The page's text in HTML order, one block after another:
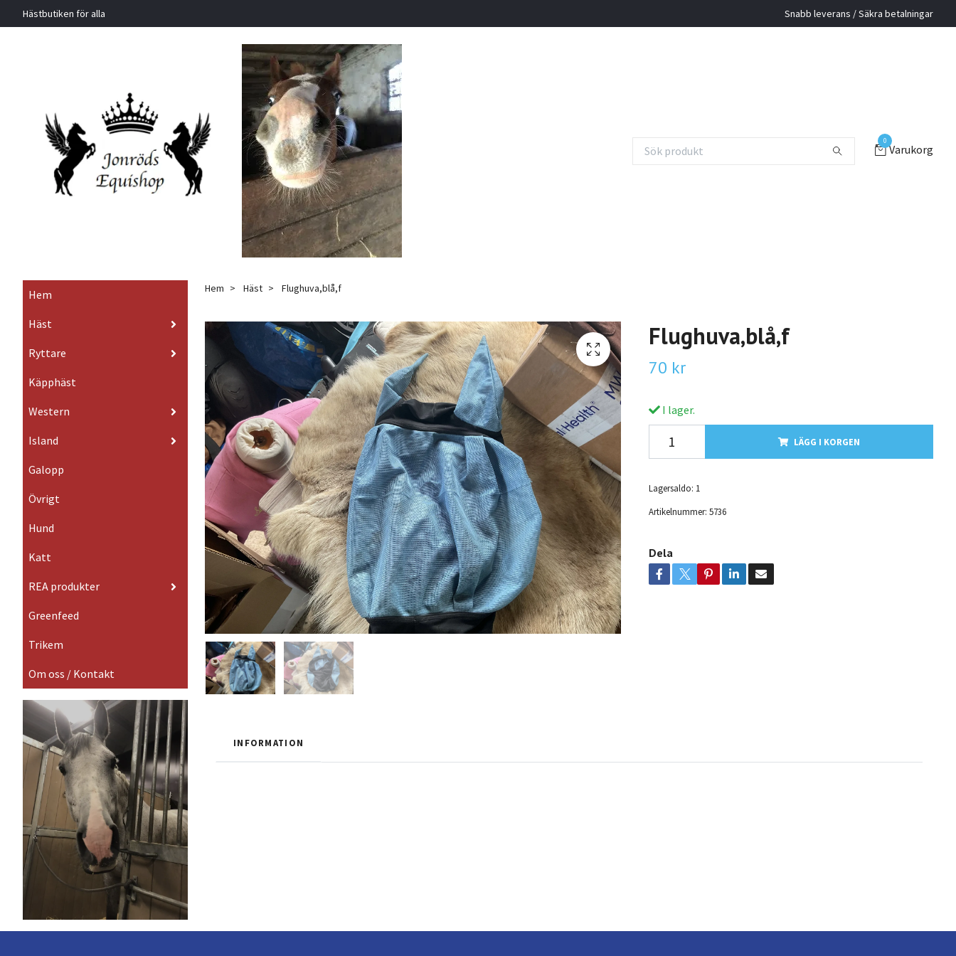
Hästbutiken för alla Snabb leverans / Säkra betalningar
0
Varukorg
Hem
Häst
Ryttare
Käpphäst
Western
Island
Galopp
Övrigt
Hund
Katt
REA produkter
Greenfeed
Trikem
Om oss / Kontakt
Hem Häst Flughuva,blå,f
Flughuva,blå,f
70 kr
I lager.
LÄGG I KORGEN
Lagersaldo: 1
Artikelnummer: 5736
Dela
INFORMATION